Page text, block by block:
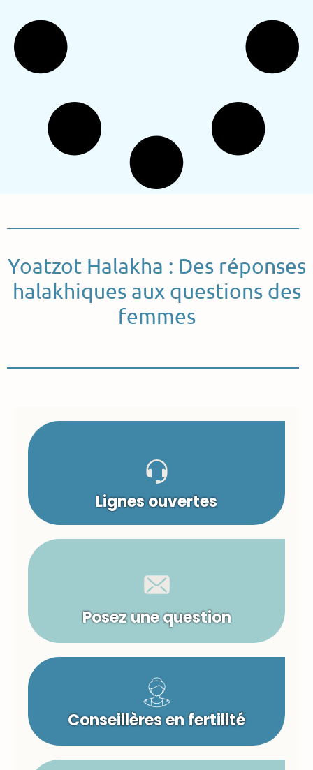
Yoatzot Halakha : Des réponses
halakhiques aux questions des
femmes
Lignes ouvertes
Posez une question
Conseillères en fertilité